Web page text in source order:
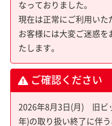
なっておりました。
現在は正常にご利用いた
お客様には大変ご迷惑
たします。
ご確認ください
2026年8月3日(月) 旧ビ
年)の取り扱い終了に伴